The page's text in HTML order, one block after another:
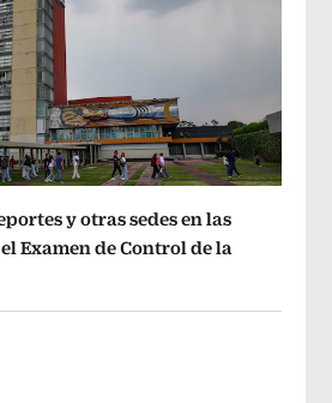
y otras sedes en las
Examen de Control de la